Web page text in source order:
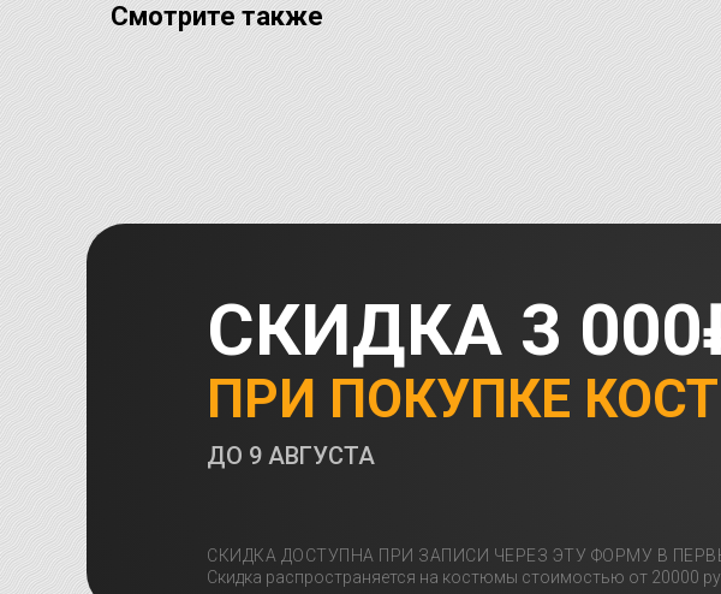
Смотрите также
ПРИ ПОКУПКЕ
СКИДКА 3
СКИДКА ДОСТУПНА ПРИ ЗАПИСИ ЧЕРЕЗ ЭТУ ФОРМУ В
Скидка распространяется на костюмы стоимостью от 20000
ДО 9 АВГУСТА